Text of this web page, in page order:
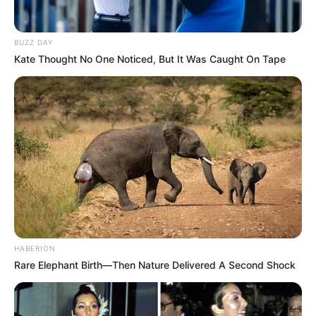
PRONOSTIC QUINTÉ de la meilleure presse
PMU
Retrouvez tous les jours lespronostics de la presse sur
cette page.
Vincennes les courses du PMU d’antan
BUZZ DAY
Kate Thought No One Noticed, But It Was Caught On Tape
HABERION
Rare Elephant Birth—Then Nature Delivered A Second Shock